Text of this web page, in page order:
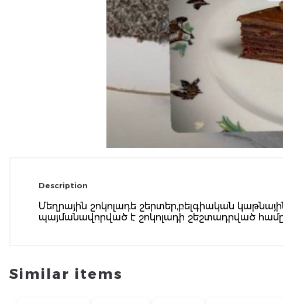
Description
Մեղրային շոկոլադե շերտեր,բելգիական
պայմանավորված է շոկոլադի շեշտադրված
Similar items